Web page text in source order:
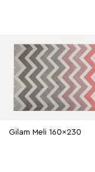
Gilam Meli 160x230